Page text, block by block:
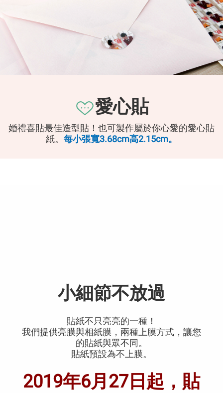
愛心貼
婚禮喜貼最佳造型貼！ 也可製作屬於你心愛的愛心貼
紙。 每小張寬3.68cm高2.15cm。
小細節不放過
貼紙不只亮亮的一種！
我們提供亮膜與相紙膜，兩種上膜方式，讓您
的貼紙與眾不同。
貼紙預設為不上膜。
2019年6月27日起，貼